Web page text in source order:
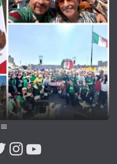
📅
Instagram
YouTube